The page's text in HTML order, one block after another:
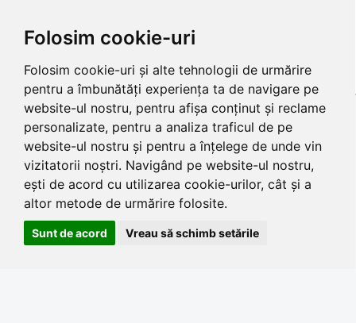
Folosim cookie-uri
Folosim cookie-uri și alte tehnologii de urmărire
pentru a îmbunătăți experiența ta de navigare pe
website-ul nostru, pentru afișa conținut și reclame
personalizate, pentru a analiza traficul de pe
website-ul nostru și pentru a înțelege de unde vin
vizitatorii noștri. Navigând pe website-ul nostru,
ești de acord cu utilizarea cookie-urilor, cât și a
altor metode de urmărire folosite.
Sunt de acord Vreau să schimb setările